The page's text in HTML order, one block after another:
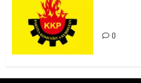
0